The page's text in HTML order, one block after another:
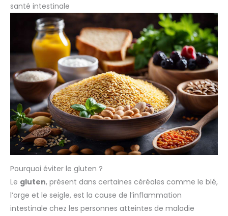
santé intestinale
Pourquoi éviter le gluten ?
Le gluten, présent dans certaines céréales comme le blé,
l’orge et le seigle, est la cause de l’inflammation
intestinale chez les personnes atteintes de maladie